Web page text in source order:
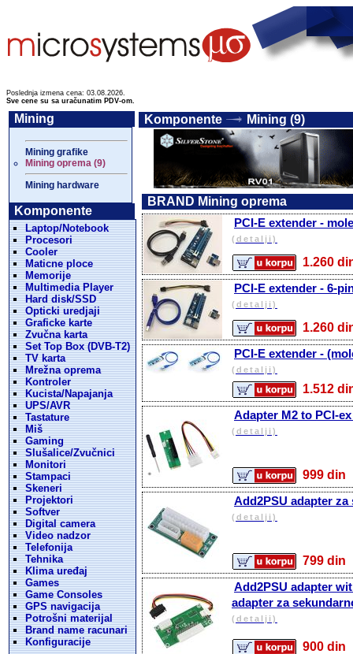
Poslednja izmena cena: 03.08.2026.
Sve cene su sa uračunatim PDV-om.
Mining
Mining grafike
Mining oprema (9)
Mining hardware
Komponente
Laptop/Notebook
Procesori
Cooler
Maticne ploce
Memorije
Multimedia Player
Hard disk/SSD
Opticki uredjaji
Graficke karte
Zvučna karta
Set Top Box (DVB-T2)
TV karta
Mrežna oprema
Kontroler
Kucista/Napajanja
UPS/AVR
Tastature
Miš
Gaming
Slušalice/Zvučnici
Monitori
Stampaci
Skeneri
Projektori
Softver
Digital camera
Video nadzor
Telefonija
Tehnika
Klima uređaj
Games
Game Consoles
GPS navigacija
Potrošni materijal
Brand name racunari
Konfiguracije
Komponente Mining (9)
BRAND Mining oprema
PCI-E extender -
(detalji)
1.260
PCI-E extender - 6-
(detalji)
1.260
PCI-E extender -
(detalji)
1.512
Adapter M2 to PCI-
(detalji)
999
Add2PSU adapter
(detalji)
799
Add2PSU adapter
adapter za
(detalji)
900